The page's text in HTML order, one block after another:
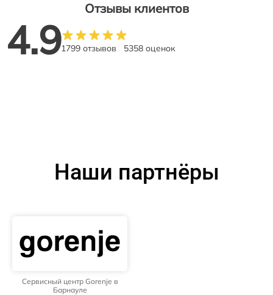
Отзывы клиентов
4.91799 отзывов 5358 оценок
Наши партнёры
Сервисный центр Gorenje в
Барнауле